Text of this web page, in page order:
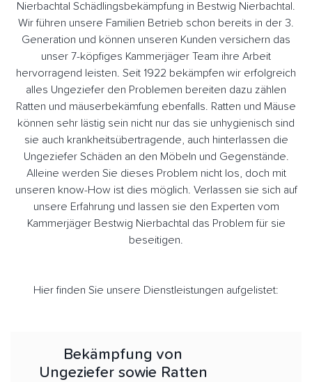
Nierbachtal Schädlingsbekämpfung in Bestwig Nierbachtal.
Wir führen unsere Familien Betrieb schon bereits in der 3.
Generation und können unseren Kunden versichern das
unser 7-köpfiges Kammerjäger Team ihre Arbeit
hervorragend leisten. Seit 1922 bekämpfen wir erfolgreich
alles Ungeziefer den Problemen bereiten dazu zählen
Ratten und mäuserbekämfung ebenfalls. Ratten und Mäuse
können sehr lästig sein nicht nur das sie unhygienisch sind
sie auch krankheitsübertragende, auch hinterlassen die
Ungeziefer Schäden an den Möbeln und Gegenstände.
Alleine werden Sie dieses Problem nicht los, doch mit
unseren know-How ist dies möglich. Verlassen sie sich auf
unsere Erfahrung und lassen sie den Experten vom
Kammerjäger Bestwig Nierbachtal das Problem für sie
beseitigen.
Hier finden Sie unsere Dienstleistungen aufgelistet:
Bekämpfung von
Ungeziefer sowie Ratten